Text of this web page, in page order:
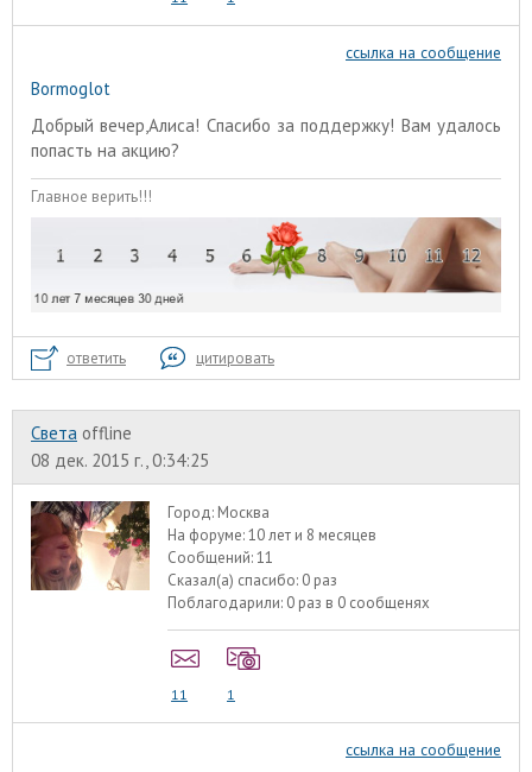
ссылка на сообщение
Bormoglot
Добрый вечер,Алиса! Спасибо за поддержку! Вам удалось
попасть на акцию?
Главное верить!!!
ответить цитировать
Света offline
08 дек. 2015 г., 0:34:25
Город: Москва
На форуме:10 лет и 8 месяцев
Сообщений:11
Сказал(а) спасибо: 0 раз
Поблагодарили: 0 раз в 0 сообщенях
11 1
ссылка на сообщение